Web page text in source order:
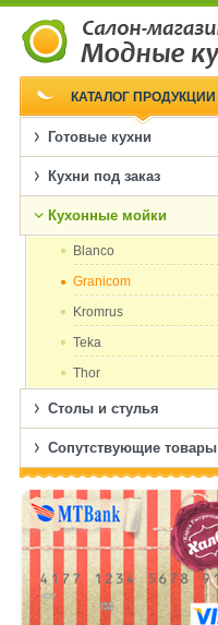
КАТАЛОГ ПРОДУКЦИИ
Готовые кухни
Кухни под заказ
Кухонные мойки
Blanco
Granicom
Kromrus
Teka
Thor
Столы и стулья
Сопутствующие товары